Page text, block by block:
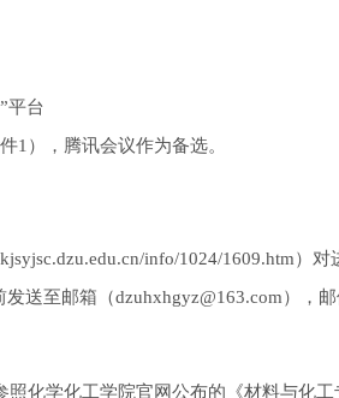
平台
1），腾讯会议作为备选。
info/1024/1609.htm）对
送至邮箱（dzuhxhgyz@163.com），
化学化工学院官网公布的《材料与化工